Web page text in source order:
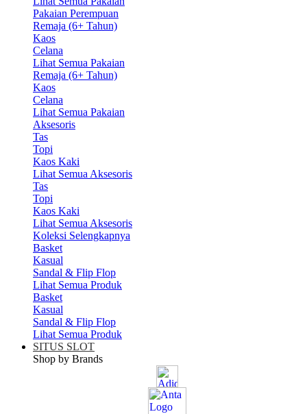
Pakaian Perempuan
Remaja (6+ Tahun)
Kaos
Celana
Lihat Semua Pakaian
Remaja (6+ Tahun)
Kaos
Celana
Lihat Semua Pakaian
Aksesoris
Tas
Topi
Kaos Kaki
Lihat Semua Aksesoris
Tas
Topi
Kaos Kaki
Lihat Semua Aksesoris
Koleksi Selengkapnya
Basket
Kasual
Sandal & Flip Flop
Lihat Semua Produk
Basket
Kasual
Sandal & Flip Flop
Lihat Semua Produk
SITUS SLOT
Shop by Brands